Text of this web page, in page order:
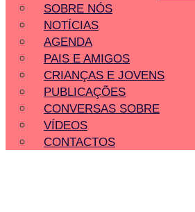
SOBRE NÓS
NOTÍCIAS
AGENDA
PAIS E AMIGOS
CRIANÇAS E JOVENS
PUBLICAÇÕES
CONVERSAS SOBRE
VÍDEOS
CONTACTOS